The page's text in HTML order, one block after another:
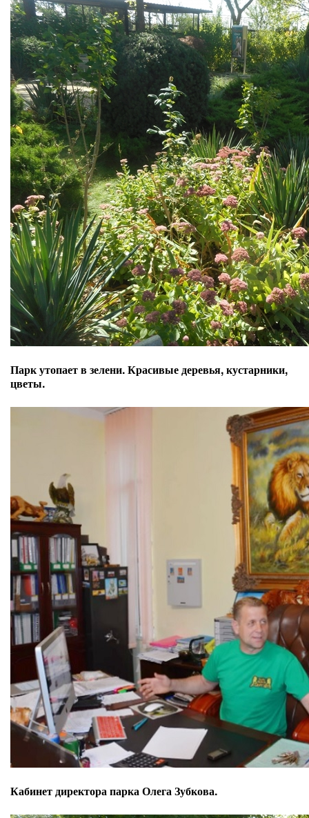
Парк утопает в зелени. Красивые деревья, кустарники,
цветы.
Кабинет директора парка Олега Зубкова.